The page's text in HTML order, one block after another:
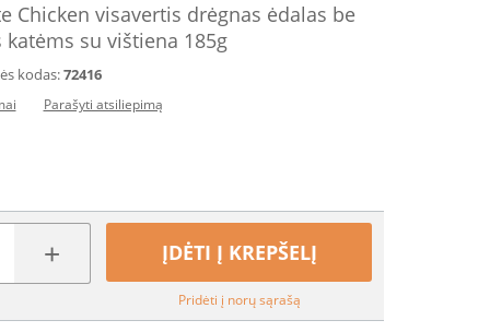
Chicken visavertis drėgnas ėdalas be
su vištiena 185g
kodas:72416
Parašyti atsiliepimą
+ ĮDĖTI Į KREPŠELĮ
Pridėti į norų sąrašą